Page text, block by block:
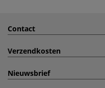
Contact
Verzendkosten
Nieuwsbrief